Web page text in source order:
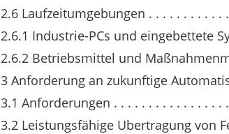
2.6 Laufzeitumgebungen . . . . . . . . . . .
2.6.1 Industrie-PCs und eingebettete
2.6.2 Betriebsmittel und
3 Anforderung an zukunftige
3.1 Anforderungen . . . . . . . . . . . . . . . .
3.2 Leistungsfähige Ubertragung von